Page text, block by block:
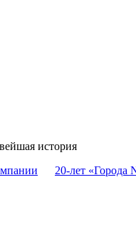
история
20-лет «Города